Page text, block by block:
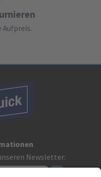
Aufpreis.
Newsletter: